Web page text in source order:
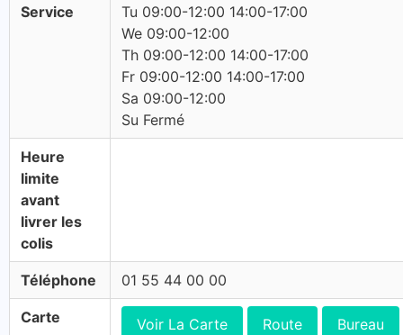
Service
Tu 09:00-12:00 14:00-17:00
We 09:00-12:00
Th 09:00-12:00 14:00-17:00
Fr 09:00-12:00 14:00-17:00
Sa 09:00-12:00
Su Fermé
Heure
limite
avant
livrer les
colis
Téléphone 01 55 44 00 00
Carte Voir La Carte Route Bureau